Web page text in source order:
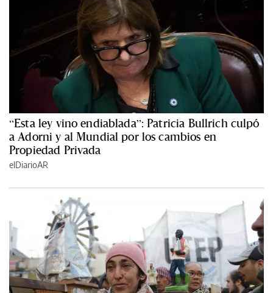
“Esta ley vino endiablada”: Patricia Bullrich culpó
a Adorni y al Mundial por los cambios en
Propiedad Privada
elDiarioAR